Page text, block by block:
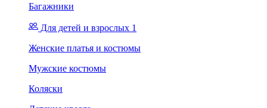
Багажники
Для детей и взрослых 1
Женские платья и костюмы
Мужские костюмы
Коляски